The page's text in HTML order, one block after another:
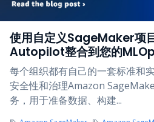
使用自定义SageMaker项
Autopilot整合到您的
每个组织都有自己的一套标准和
安全性和治理Amazon
务，用于准备数据、构建...